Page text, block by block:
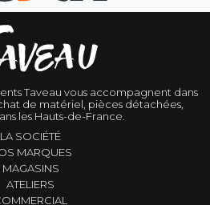
Taveau vous accompagnent dans
de matériel, pièces détachées,
les Hauts-de-France.
LA SOCIÉTÉ
MARQUES
MAGASINS
ATELIERS